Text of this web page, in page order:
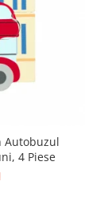
Autobuzul
4 Piese